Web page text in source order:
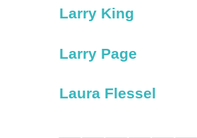
Larry King
Larry Page
Laura Flessel